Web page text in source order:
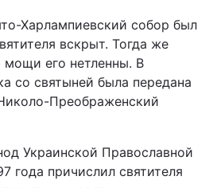
Харлампиевский собор был
вскрыт. Тогда же
мощи его нетленны. В
со святыней была передана
Преображенский
Украинской Православной
года причислил святителя